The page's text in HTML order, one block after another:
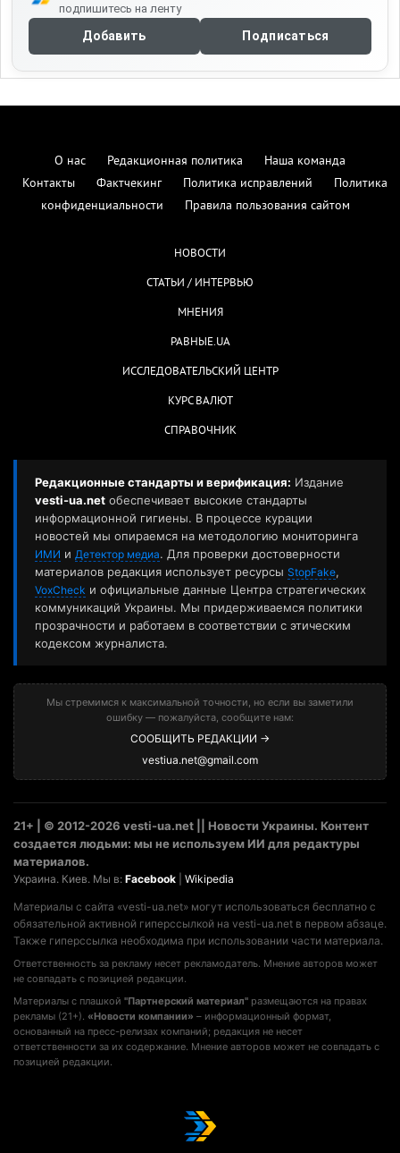
подпишитесь на ленту
Добавить Подписаться
О нас Редакционная политика
Наша команда
Контакты
Фактчекинг Политика исправлений
Политика
конфиденциальности
Правила пользования сайтом
НОВОСТИ
СТАТЬИ / ИНТЕРВЬЮ
МНЕНИЯ
РАВНЫЕ.UA
ИССЛЕДОВАТЕЛЬСКИЙ ЦЕНТР
КУРС ВАЛЮТ
СПРАВОЧНИК
Редакционные стандарты и верификация: Издание
vesti-ua.net обеспечивает высокие стандарты
информационной гигиены. В процессе курации
новостей мы опираемся на методологию мониторинга
ИМИ и Детектор медиа. Для проверки достоверности
материалов редакция использует ресурсы StopFake,
VoxCheck и официальные данные Центра стратегических
коммуникаций Украины. Мы придерживаемся политики
прозрачности и работаем в соответствии с этическим
кодексом журналиста.
Мы стремимся к максимальной точности, но если вы заметили
ошибку — пожалуйста, сообщите нам:
СООБЩИТЬ РЕДАКЦИИ →
vestiua.net@gmail.com
21+ | © 2012-2026 vesti-ua.net || Новости Украины. Контент
создается людьми: мы не используем ИИ для редактуры
материалов.
Украина. Киев. Мы в: Facebook Wikipedia
Материалы с сайта «vesti-ua.net» могут использоваться бесплатно с
обязательной активной гиперссылкой на vesti-ua.net в первом абзаце.
Также гиперссылка необходима при использовании части материала.
Ответственность за рекламу несет рекламодатель. Мнение авторов может
не совпадать с позицией редакции.
Материалы с плашкой "Партнерский материал" размещаются на правах
рекламы (21+). «Новости компании» – информационный формат,
основанный на пресс-релизах компаний; редакция не несет
ответственности за их содержание. Мнение авторов может не совпадать с
позицией редакции.